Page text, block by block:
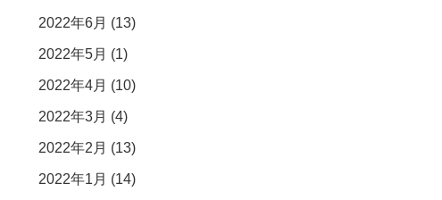
2022年6月 (13)
2022年5月 (1)
2022年4月 (10)
2022年3月 (4)
2022年2月 (13)
2022年1月 (14)